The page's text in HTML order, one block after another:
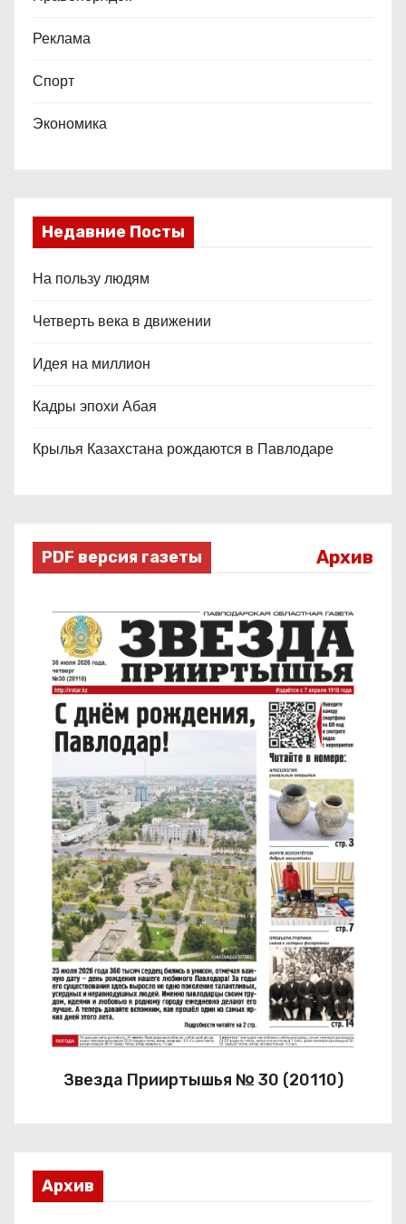
Реклама
Спорт
Экономика
Недавние Посты
На пользу людям
Четверть века в движении
Идея на миллион
Кадры эпохи Абая
Крылья Казахстана рождаются в Павлодаре
PDF версия газеты Архив
Звезда Прииртышья № 30 (20110)
Архив